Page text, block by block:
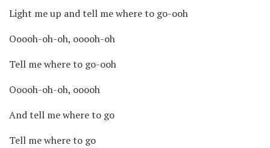
Light me up and tell me where to go-ooh
Ooooh-oh-oh, ooooh-oh
Tell me where to go-ooh
Ooooh-oh-oh, ooooh
And tell me where to go
Tell me where to go